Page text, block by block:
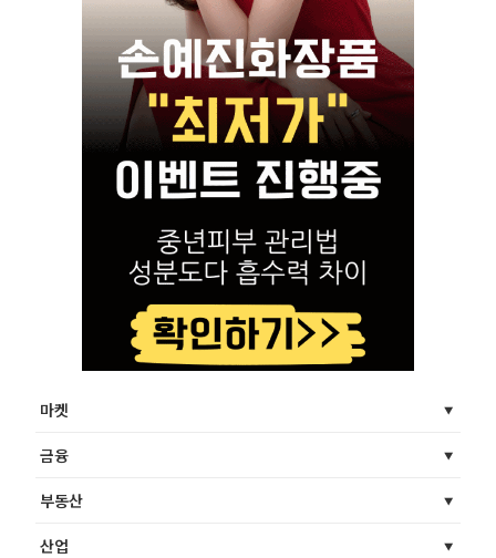
마켓
금융
부동산
산업